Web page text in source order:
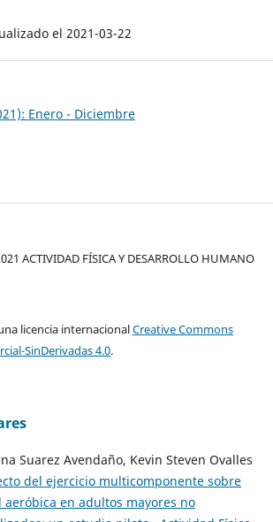
el 2021-03-22
Enero - Diciembre
ACTIVIDAD FÍSICA Y DESARROLLO HUMANO
licencia internacionalCreative Commons
SinDerivadas 4.0.
Suarez Avendaño, Kevin Steven Ovalles
del ejercicio multicomponente sobre
aeróbica en adultos mayores no